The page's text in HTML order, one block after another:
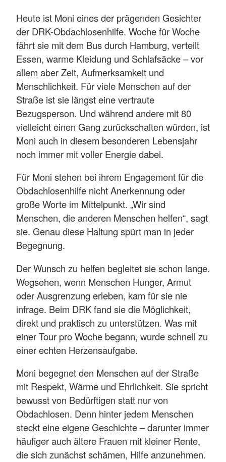
Heute ist Moni eines der prägenden Gesichter
der DRK-Obdachlosenhilfe. Woche für Woche
fährt sie mit dem Bus durch Hamburg, verteilt
Essen, warme Kleidung und Schlafsäcke – vor
allem aber Zeit, Aufmerksamkeit und
Menschlichkeit. Für viele Menschen auf der
Straße ist sie längst eine vertraute
Bezugsperson. Und während andere mit 80
vielleicht einen Gang zurückschalten würden, ist
Moni auch in diesem besonderen Lebensjahr
noch immer mit voller Energie dabei.
Für Moni stehen bei ihrem Engagement für die
Obdachlosenhilfe nicht Anerkennung oder
große Worte im Mittelpunkt. „Wir sind
Menschen, die anderen Menschen helfen“, sagt
sie. Genau diese Haltung spürt man in jeder
Begegnung.
Der Wunsch zu helfen begleitet sie schon lange.
Wegsehen, wenn Menschen Hunger, Armut
oder Ausgrenzung erleben, kam für sie nie
infrage. Beim DRK fand sie die Möglichkeit,
direkt und praktisch zu unterstützen. Was mit
einer Tour pro Woche begann, wurde schnell zu
einer echten Herzensaufgabe.
Moni begegnet den Menschen auf der Straße
mit Respekt, Wärme und Ehrlichkeit. Sie spricht
bewusst von Bedürftigen statt nur von
Obdachlosen. Denn hinter jedem Menschen
steckt eine eigene Geschichte – darunter immer
häufiger auch ältere Frauen mit kleiner Rente,
die sich zunächst schämen, Hilfe anzunehmen.